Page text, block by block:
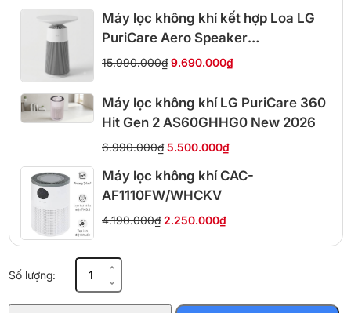
Máy lọc không khí kết hợp Loa LG
PuriCare Aero Speaker
AS20GSHU0
15.990.000₫ 9.690.000₫
Máy lọc không khí LG PuriCare 360
Hit Gen 2 AS60GHHG0 New 2026
6.990.000₫ 5.500.000₫
Máy lọc không khí CAC-
AF1110FW/WHCKV
4.190.000₫ 2.250.000₫
Số lượng:
Máy
lọc